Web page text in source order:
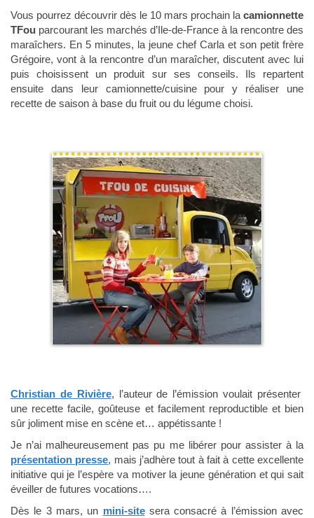
Vous pourrez découvrir dès le 10 mars prochain la camionnette
TFou parcourant les marchés d’Ile-de-France à la rencontre des
maraîchers. En 5 minutes, la jeune chef Carla et son petit frère
Grégoire, vont à la rencontre d’un maraîcher, discutent avec lui
puis choisissent un produit sur ses conseils. Ils repartent
ensuite dans leur camionnette/cuisine pour y réaliser une
recette de saison à base du fruit ou du légume choisi.
Christian de Rivière, l’auteur de l’émission voulait présenter
une recette facile, goûteuse et facilement reproductible et bien
sûr joliment mise en scène et… appétissante !
Je n’ai malheureusement pas pu me libérer pour assister à la
présentation presse, mais j’adhère tout à fait à cette excellente
initiative qui je l’espère va motiver la jeune génération et qui sait
éveiller de futures vocations….
Dès le 3 mars, un mini-sitesera consacré à l’émission avec